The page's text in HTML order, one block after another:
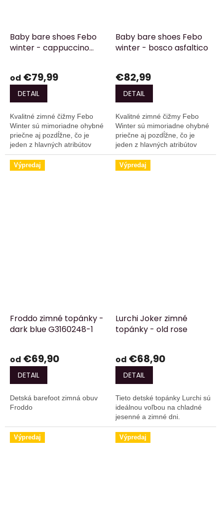
Baby bare shoes Febo
winter - cappuccino
od €79,99
DETAIL
Kvalitné zimné čižmy Febo
Winter sú mimoriadne ohybné
priečne aj pozdĺžne, čo je
jeden z hlavných atribútov
barefoot obuvi. Majú vode-
odpudivú a zároveň priedušnú
TEX membránu,...
Baby bare shoes Febo
winter - bosco asfaltico
€82,99
DETAIL
Kvalitné zimné čižmy Febo
Winter sú mimoriadne ohybné
priečne aj pozdĺžne, čo je
jeden z hlavných atribútov
barefoot obuvi. Majú vode-
odpudivú a zároveň priedušnú
TEX membránu,...
Výpredaj
Froddo zimné topánky -
dark blue G3160248-1
od €69,90
DETAIL
Detská barefoot zimná obuv
Froddo
Výpredaj
Lurchi Joker zimné
topánky - old rose
od €68,90
DETAIL
Tieto detské topánky Lurchi sú
ideálnou voľbou na chladné
jesenné a zimné dni.
Výpredaj Výpredaj